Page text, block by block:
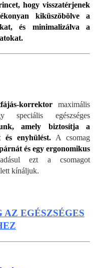
hogy visszatérjenek
kiküszöbölve a
és minimalizálva a
korrektormaximális
speciális egészséges
amely biztosítja a
és enyhülést. A csomag
és egy ergonomikus
ezt a csomagot
kínáljuk.
AZ EGÉSZSÉGES